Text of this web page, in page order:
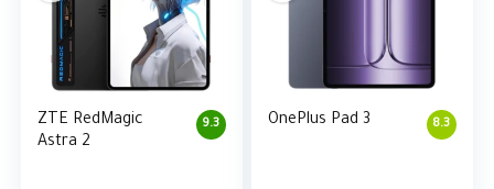
9.3
ZTE RedMagic
Astra 2
8.3
OnePlus Pad 3